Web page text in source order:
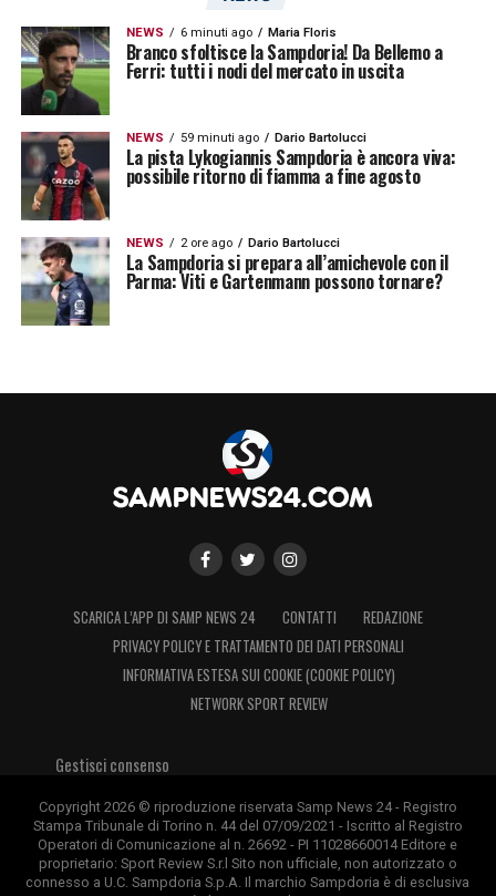
NEWS 6 minuti ago Maria Floris
Branco sfoltisce la Sampdoria! Da Bellemo a
Ferri: tutti i nodi del mercato in uscita
NEWS 59 minuti ago Dario Bartolucci
La pista Lykogiannis Sampdoria è ancora viva:
possibile ritorno di fiamma a fine agosto
NEWS 2 ore ago Dario Bartolucci
La Sampdoria si prepara all’amichevole con il
Parma: Viti e Gartenmann possono tornare?
SCARICA L’APP DI SAMP NEWS 24 CONTATTI
REDAZIONE
PRIVACY POLICY E TRATTAMENTO DEI DATI PERSONALI
INFORMATIVA ESTESA SUI COOKIE (COOKIE POLICY)
NETWORK SPORT REVIEW
Gestisci consenso
Copyright 2026 © riproduzione riservata Samp News 24 - Registro
Stampa Tribunale di Torino n. 44 del 07/09/2021 - Iscritto al Registro
Operatori di Comunicazione al n. 26692 - PI 11028660014 Editore e
proprietario: Sport Review S.r.l Sito non ufficiale, non autorizzato o
connesso a U.C. Sampdoria S.p.A. Il marchio Sampdoria è di esclusiva